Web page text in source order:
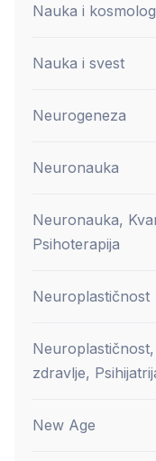
Nauka i
Nauka i svest
Neurogeneza
Neuronauka
Neuronauka,
Psihoterapija
Neuroplastičnost
zdravlje,
New Age